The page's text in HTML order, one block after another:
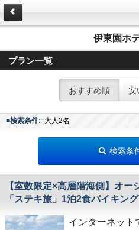
伊東園ホ
プラン一覧
おすすめ順 安
■検索条件: 大人2名
検索条
【室数限定×高層階海側】オ
「ステキ旅」1泊2食バイキン
インターネット